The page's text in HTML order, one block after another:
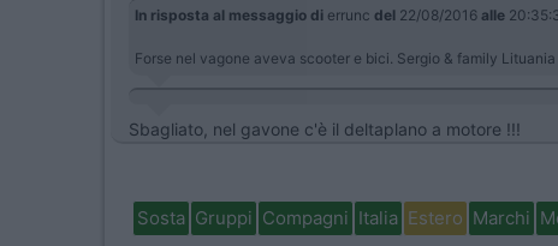
In risposta al messaggio di errunc del 22/08/2016 alle
Forse nel vagone aveva scooter e bici. Sergio & family Lituania
Sbagliato, nel gavone c'è il deltaplano a motore !!!
Sosta Gruppi Compagni Italia Estero Marchi